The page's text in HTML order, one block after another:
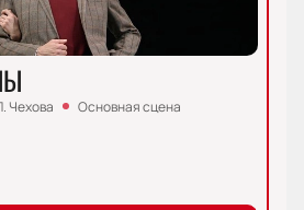
Чехова Основная сцена